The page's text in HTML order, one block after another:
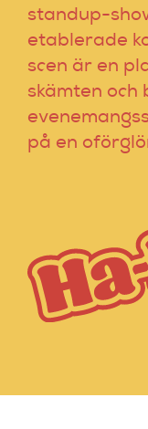
standup-
etablerade
scen är en
skämten och
på en